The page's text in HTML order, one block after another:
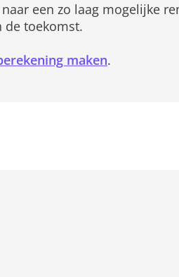
een zo laag mogelijke
de toekomst.
maken.